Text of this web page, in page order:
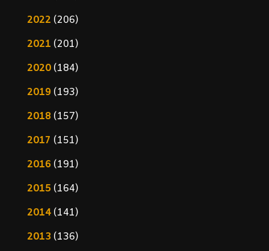
2022 (206)
2021 (201)
2020(184)
2019(193)
2018(157)
2017 (151)
2016(191)
2015(164)
2014(141)
2013(136)